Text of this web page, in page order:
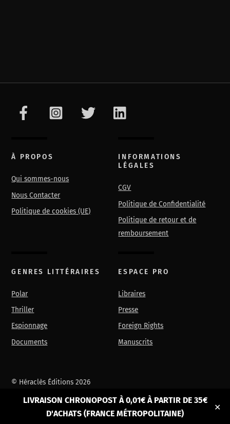
LIVRAISON CHRONOPOST À 0,01€ À PARTIR DE 35€
D'ACHATS (FRANCE MÉTROPOLITAINE)
✕
To
À PROPOS
Qui sommes-nous
Nous Contacter
Politique de cookies (UE)
INFORMATIONS
LÉGALES
CGV
Politique de Confidentialité
Politique de retour et de
remboursement
GENRES LITTÉRAIRES
Polar
Thriller
Espionnage
Documents
ESPACE PRO
Libraires
Presse
Foreign Rights
Manuscrits
© Héraclès Éditions 2026
Themify WordPress Themes